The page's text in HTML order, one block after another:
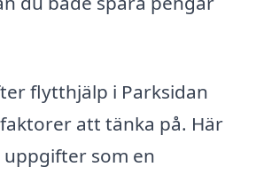
flytthjälp i Parksidan
att tänka på. Här
som en